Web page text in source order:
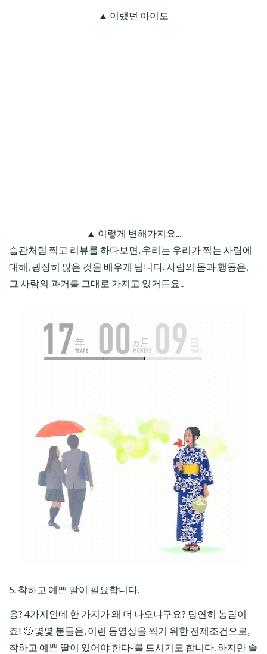
▲ 이랬던 아이도
▲ 이렇게 변해가지요...
습관처럼 찍고 리뷰를 하다보면, 우리는 우리가 찍는 사람에
대해, 굉장히 많은 것을 배우게 됩니다. 사람의 몸과 행동은,
그 사람의 과거를 그대로 가지고 있거든요..
5. 착하고 예쁜 딸이 필요합니다.
응? 4가지인데 한 가지가 왜 더 나오냐구요? 당연히 농담이
죠! 🙂 몇몇 분들은, 이런 동영상을 찍기 위한 전제조건으로,
착하고 예쁜 딸이 있어야 한다-를 드시기도 합니다. 하지만 솔